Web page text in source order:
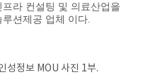
프라 컨설팅 및 의료산업을
션제공 업체
​ 이다.
성정보 MOU 사진 1부.​